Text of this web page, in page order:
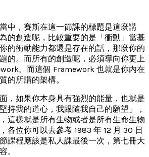
中，賽斯在這一節課的標題是這麼講
的創造呢，比較重要的是「衝動」當基
的衝動能力都還是存在的話，那麼你的
的。而所有的創造呢，必須導向你更上
。而這個 Framework 也就是你內在
的所謂的架構。
，如果你本身具有強烈的能量，也就是
持我的道心，我跟隨我自己的願望」，
這樣就是所有生物或者是所有生命生物
各位你可以去參考 1983 年 12 月 30 日
課程應該是私人課最後一次，第七冊大
。